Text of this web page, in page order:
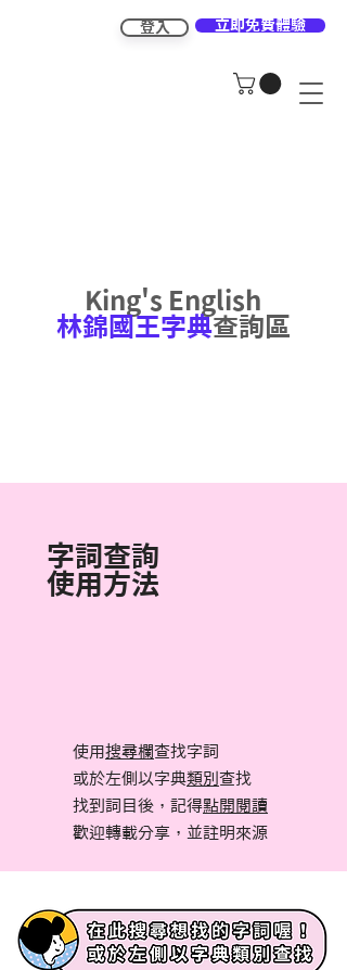
登入 立即免費體驗
King's English
林錦國王字典查詢區
字詞查詢
使用方法
使用搜尋欄查找字詞
或於左側以字典類別 查找
找到詞目後，記得點開閱讀
​歡迎轉載分享，並註明來源